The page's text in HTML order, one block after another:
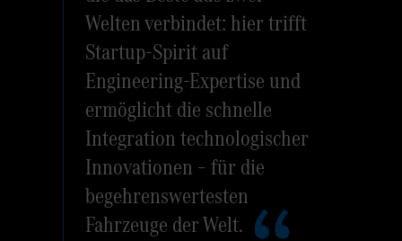
Welten verbindet: hier trifft
Startup-Spirit auf
Engineering-Expertise und
ermöglicht die schnelle
Integration technologischer
Innovationen – für die
begehrenswertesten
Fahrzeuge der Welt.